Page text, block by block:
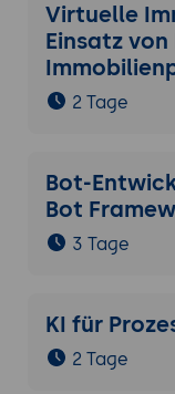
Virtuelle
Einsatz von
2 Tage
Bot-
Bot
3 Tage
KI für
2 Tage